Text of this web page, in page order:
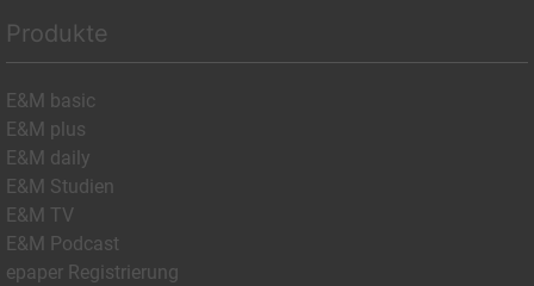
Produkte
E&M basic
E&M plus
E&M daily
E&M Studien
E&M TV
E&M Podcast
epaper Registrierung